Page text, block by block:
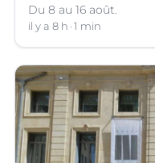
Du 8 au 16 août.
il y a 8 h 1 min